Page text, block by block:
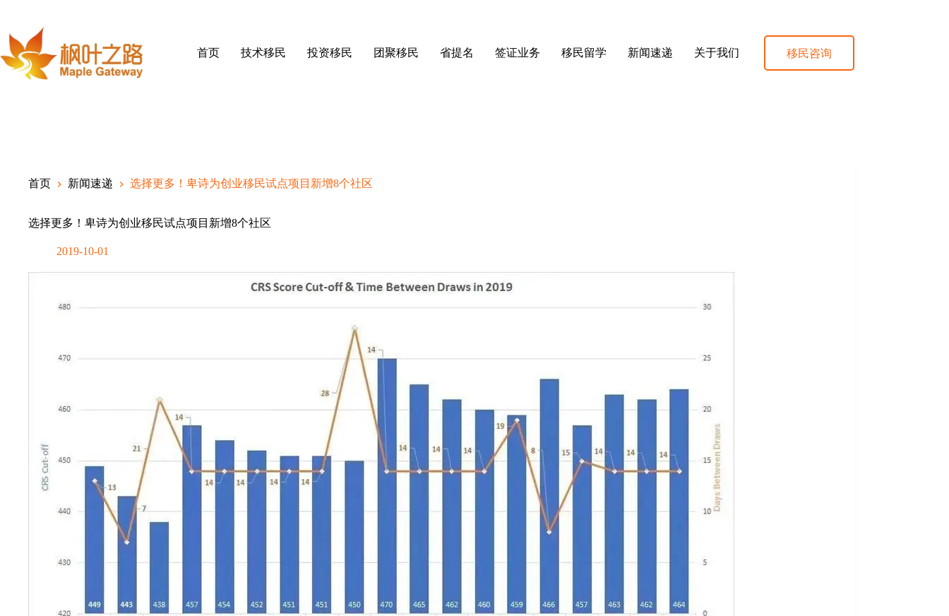
content
首页
技术移民 投资移民 团聚移民 省提名 签证业务 移民留学 新闻速递 关于我们 移民咨询
首页 新闻速递 选择更多！卑诗为创业移民试点项目新增8个社区
选择更多！卑诗为创业移民试点项目新增8个社区
2019-10-01